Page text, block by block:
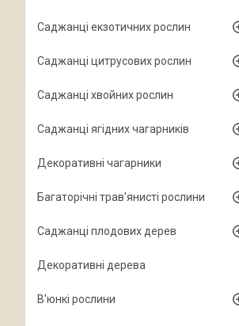
Саджанці екзотичних рослин
Саджанці цитрусових рослин
Саджанці хвойних рослин
Саджанці ягідних чагарників
Декоративні чагарники
Багаторічні трав'янисті рослини
Саджанці плодових дерев
Декоративні дерева
В'юнкі рослини